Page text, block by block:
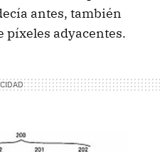
antes, también
píxeles adyacentes.